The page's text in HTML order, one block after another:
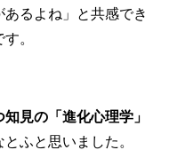
るよね」と共感でき
。
見の「進化心理学」
ふと思いました。